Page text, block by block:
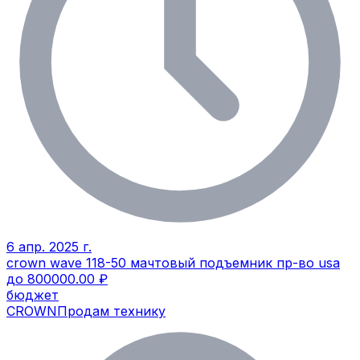
6 апр. 2025 г.
crown wave 118-50 мачтовый подъемник пр-во usa
до 800000.00 ₽
бюджет
CROWNПродам технику